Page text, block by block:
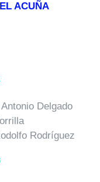
ACUÑA
Delgado
Rodríguez